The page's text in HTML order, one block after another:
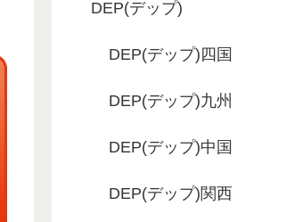
DEP(デップ)
DEP(デップ)四国
DEP(デップ)九州
DEP(デップ)中国
DEP(デップ)関西